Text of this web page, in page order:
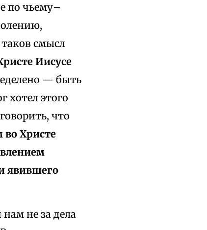
по чьему–
смысл
Иисусе
— быть
хотел этого
что
Христе
явившего
не за дела